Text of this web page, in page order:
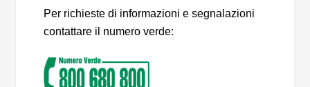
Per richieste di informazioni e segnalazioni
contattare il numero verde: